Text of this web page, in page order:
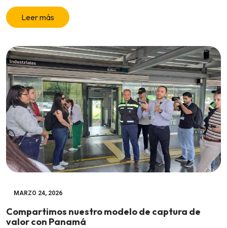
Leer más
MARZO 24, 2026
Compartimos nuestro modelo de captura de
valor con Panamá